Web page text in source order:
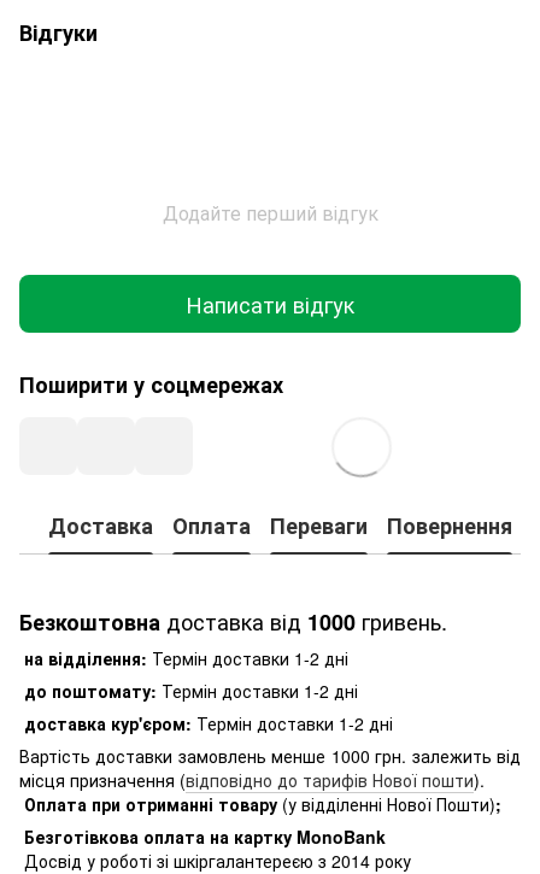
Відгуки
Додайте перший відгук
Написати відгук
Поширити у соцмережах
Доставка Оплата Переваги Повернення
Безкоштовна доставка від 1000 гривень.
на відділення: Термін доставки 1-2 дні
до поштомату: Термін доставки 1-2 дні
доставка кур'єром: Термін доставки 1-2 дні
Вартість доставки замовлень менше 1000 грн. залежить від
місця призначення (відповідно до тарифів Нової пошти).
Оплата при отриманні товару (у відділенні Нової Пошти);
Безготівкова оплата на картку MonoBank
Досвід у роботі зі шкіргалантереєю з 2014 року